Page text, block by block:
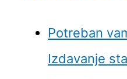
Potreban
Izdavanje